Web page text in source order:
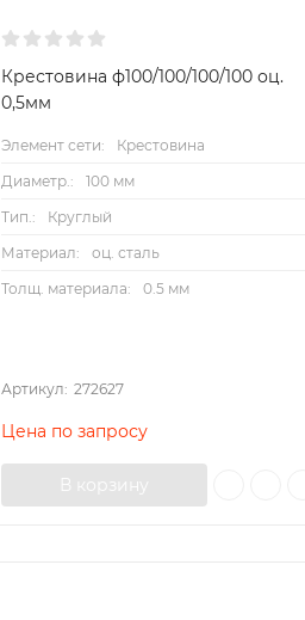
Крестовина ф100/100/100/100 оц.
0,5мм
Элемент сети:
Крестовина
Диаметр.:
100 мм
Тип.:
Круглый
Материал:
оц. сталь
Толщ. материала:
0.5 мм
Артикул: 272627
Цена по запросу
В корзину